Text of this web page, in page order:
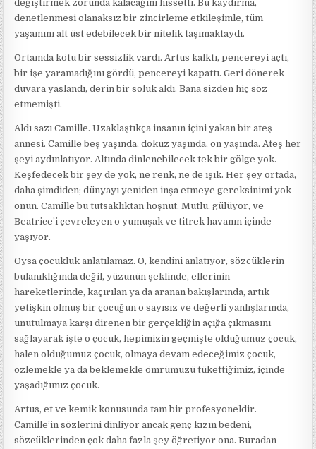
değiştirmek zorunda kalacağını hissetti. Bu kaydırma,
denetlenmesi olanaksız bir zincirleme etkileşimle, tüm
yaşamını alt üst edebilecek bir nitelik taşımaktaydı.
Ortamda kötü bir sessizlik vardı. Artus kalktı, pencereyi açtı,
bir işe yaramadığını gördü, pencereyi kapattı. Geri dönerek
duvara yaslandı, derin bir soluk aldı. Bana sizden hiç söz
etmemişti.
Aldı sazı Camille. Uzaklaştıkça insanın içini yakan bir ateş
annesi. Camille beş yaşında, dokuz yaşında, on yaşında. Ateş her
şeyi aydınlatıyor. Altında dinlenebilecek tek bir gölge yok.
Keşfedecek bir şey de yok, ne renk, ne de ışık. Her şey ortada,
daha şimdiden; dünyayı yeniden inşa etmeye gereksinimi yok
onun. Camille bu tutsaklıktan hoşnut. Mutlu, gülüyor, ve
Beatrice’i çevreleyen o yumuşak ve titrek havanın içinde
yaşıyor.
Oysa çocukluk anlatılamaz. O, kendini anlatıyor, sözcüklerin
bulanıklığında değil, yüzünün şeklinde, ellerinin
hareketlerinde, kaçırılan ya da aranan bakışlarında, artık
yetişkin olmuş bir çocuğun o sayısız ve değerli yanlışlarında,
unutulmaya karşı direnen bir gerçekliğin açığa çıkmasını
sağlayarak işte o çocuk, hepimizin geçmişte olduğumuz çocuk,
halen olduğumuz çocuk, olmaya devam edeceğimiz çocuk,
özlemekle ya da beklemekle ömrümüzü tükettiğimiz, içinde
yaşadığımız çocuk.
Artus, et ve kemik konusunda tam bir profesyoneldir.
Camille’in sözlerini dinliyor ancak genç kızın bedeni,
sözcüklerinden çok daha fazla şey öğretiyor ona. Buradan